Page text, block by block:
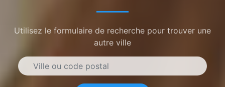
Utilisez le formulaire de recherche pour trouver une
autre ville